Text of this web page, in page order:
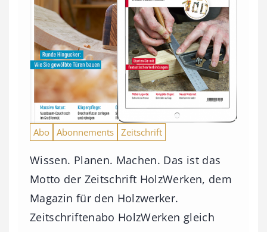
Abo Abonnements Zeitschrift
Wissen. Planen. Machen. Das ist das
Motto der Zeitschrift HolzWerken, dem
Magazin für den Holzwerker.
Zeitschriftenabo HolzWerken gleich